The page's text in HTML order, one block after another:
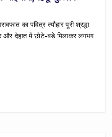
का पवित्र त्यौहार पूरी श्रद्धा
और देहात में छोटे-बड़े मिलाकर लगभग